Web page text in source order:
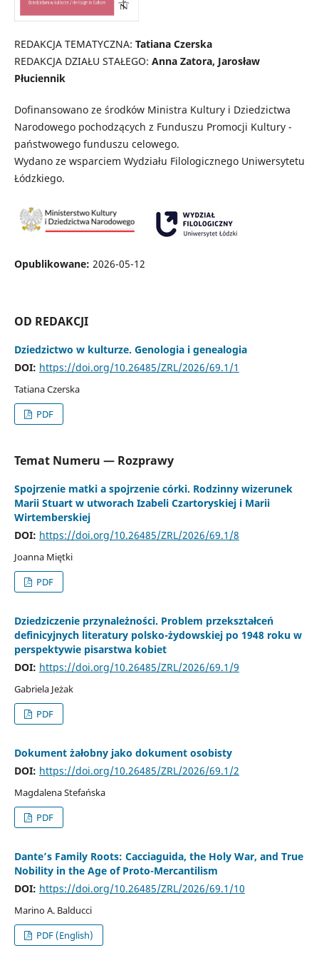
REDAKCJA TEMATYCZNA: Tatiana Czerska
REDAKCJA DZIAŁU STAŁEGO: Anna Zatora, Jarosław
Płuciennik
Dofinansowano ze środków Ministra Kultury i Dziedzictwa
Narodowego pochodzących z Funduszu Promocji Kultury -
państwowego funduszu celowego.
Wydano ze wsparciem Wydziału Filologicznego Uniwersytetu
Łódzkiego.
Opublikowane: 2026-05-12
OD REDAKCJI
Dziedzictwo w kulturze. Genologia i genealogia
DOI: https://doi.org/10.26485/ZRL/2026/69.1/1
Tatiana Czerska
PDF
Temat Numeru — Rozprawy
Spojrzenie matki a spojrzenie córki. Rodzinny wizerunek
Marii Stuart w utworach Izabeli Czartoryskiej i Marii
Wirtemberskiej
DOI: https://doi.org/10.26485/ZRL/2026/69.1/8
Joanna Miętki
PDF
Dziedziczenie przynależności. Problem przekształceń
definicyjnych literatury polsko-żydowskiej po 1948 roku w
perspektywie pisarstwa kobiet
DOI: https://doi.org/10.26485/ZRL/2026/69.1/9
Gabriela Jeżak
PDF
Dokument żałobny jako dokument osobisty
DOI: https://doi.org/10.26485/ZRL/2026/69.1/2
Magdalena Stefańska
PDF
Dante’s Family Roots: Cacciaguida, the Holy War, and True
Nobility in the Age of Proto-Mercantilism
DOI: https://doi.org/10.26485/ZRL/2026/69.1/10
Marino A. Balducci
PDF (English)